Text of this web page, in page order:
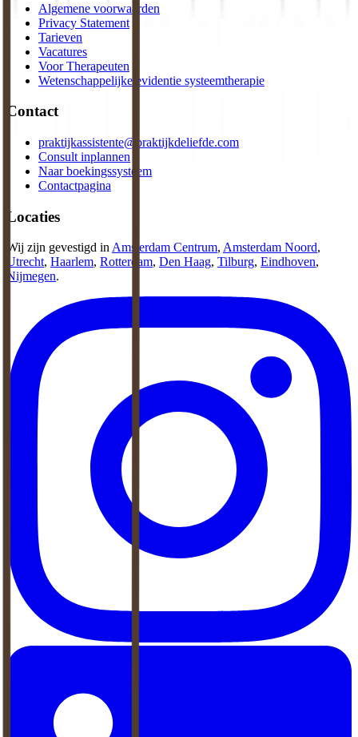
Algemene voorwaarden
Privacy Statement
Tarieven
Vacatures
Voor Therapeuten
Wetenschappelijke evidentie systeemtherapie
Contact
praktijkassistente@praktijkdeliefde.com
Consult inplannen
Naar boekingssysteem
Contactpagina
Locaties
Wij zijn gevestigd inAmsterdam Centrum, Amsterdam Noord,
Utrecht, Haarlem, Rotterdam, Den Haag, Tilburg, Eindhoven,
Nijmegen.